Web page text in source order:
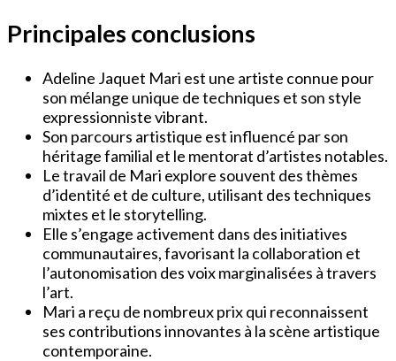
Principales conclusions
Adeline Jaquet Mari est une artiste connue pour
son mélange unique de techniques et son style
expressionniste vibrant.
Son parcours artistique est influencé par son
héritage familial et le mentorat d’artistes notables.
Le travail de Mari explore souvent des thèmes
d’identité et de culture, utilisant des techniques
mixtes et le storytelling.
Elle s’engage activement dans des initiatives
communautaires, favorisant la collaboration et
l’autonomisation des voix marginalisées à travers
l’art.
Mari a reçu de nombreux prix qui reconnaissent
ses contributions innovantes à la scène artistique
contemporaine.